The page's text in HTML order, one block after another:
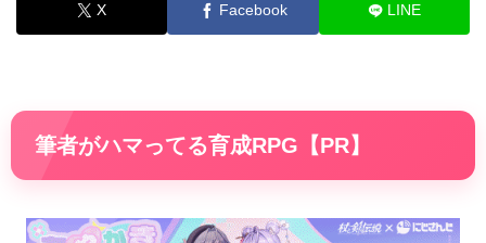
X Facebook LINE
筆者がハマってる育成RPG【PR】